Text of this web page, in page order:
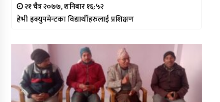
२१ चैत्र २०७७, शनिबार १६:५२
हेभी इक्युपमेन्टका विद्यार्थीहरुलाई प्रशिक्षण